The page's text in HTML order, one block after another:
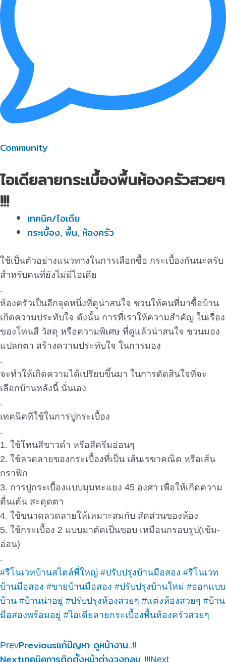
Community
ไอเดียลายกระเบื้องพื้นห้องครัวสวยๆ
!!!
เทคนิค/ไอเดีย
กระเบื้อง, พื้น, ห้องครัว
ใช้เป็นตัวอย่างแนวทางในการเลือกซื้อ กระเบื้องกันนะครับ
สำหรับคนที่ยังไม่มีไอเดีย
.
ห้องครัวเป็นอีกจุดหนึ่งที่ดูน่าสนใจ ชวนให้คนที่มาซื้อบ้าน
เกิดความประทับใจ ดังนั้น การที่เราให้ความสำคัญ ในเรื่อง
ของโทนสี วัสดุ หรือความพิเศษ ที่ดูแล้วน่าสนใจ ชวนมอง
แปลกตา สร้างความประทับใจ ในการมอง
.
จะทำให้เกิดความได้เปรียบขึ้นมา ในการตัดสินใจที่จะ
เลือกบ้านหลังนี้ นั่นเอง
.
เทคนิคที่ใช้ในการปูกระเบื้อง
.
1. ใช้โทนสีขาวดำ หรือสีครีมอ่อนๆ
2. ใช้ลวดลายของกระเบื้องที่เป็น เส้นเรขาคณิต หรือเส้น
กราฟิก
3. การปูกระเบื้องแบบมุมทะแยง 45 องศา เพื่อให้เกิดความ
ตื่นเต้น สะดุดตา
4. ใช้ขนาดลวดลายให้เหมาะสมกับ สัดส่วนของห้อง
5. ใช้กระเบื้อง 2 แบบมาตัดเป็นขอบ เหมือนกรอบรูป(เข้ม-
อ่อน)
.
#รีโนเวทบ้านสไตล์พี่ใหญ่ #ปรับปรุงบ้านมือสอง #รีโนเวท
บ้านมือสอง #ขายบ้านมือสอง #ปรับปรุงบ้านใหม่ #ออกแบบ
บ้าน #บ้านน่าอยู่ #ปรับปรุงห้องสวยๆ #แต่งห้องสวยๆ #บ้าน
มือสองพร้อมอยู่ #ไอเดียลายกระเบื้องพื้นห้องครัวสวยๆ
PrevPreviousแก้ปัญหา ดูหน้างาน..!!
Nextเทคนิคการติดตั้งหน้าต่างวงกลม !!!Next